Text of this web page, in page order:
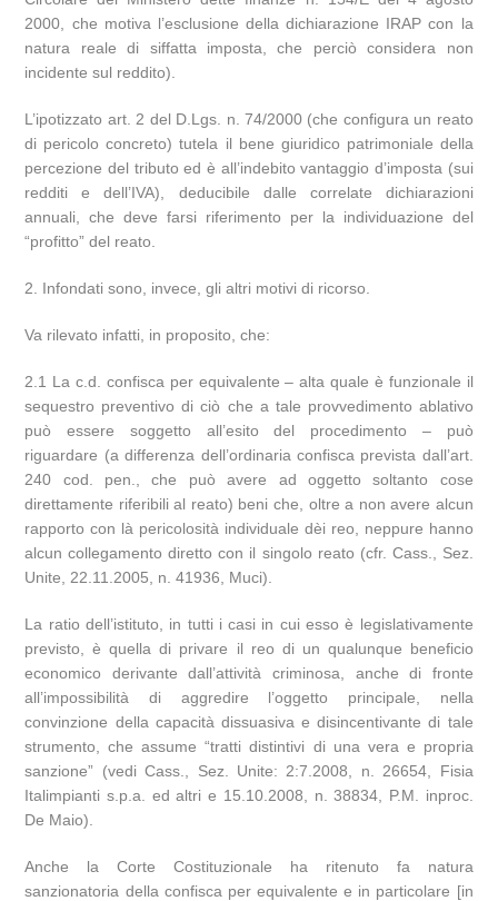
2000, che motiva l’esclusione della dichiarazione IRAP con la
natura reale di siffatta imposta, che perciò considera non
incidente sul reddito).
L’ipotizzato art. 2 del D.Lgs. n. 74/2000 (che configura un reato
di pericolo concreto) tutela il bene giuridico patrimoniale della
percezione del tributo ed è all’indebito vantaggio d’imposta (sui
redditi e dell’IVA), deducibile dalle correlate dichiarazioni
annuali, che deve farsi riferimento per la individuazione del
“profitto” del reato.
2. Infondati sono, invece, gli altri motivi di ricorso.
Va rilevato infatti, in proposito, che:
2.1 La c.d. confisca per equivalente – alta quale è funzionale il
sequestro preventivo di ciò che a tale provvedimento ablativo
può essere soggetto all’esito del procedimento – può
riguardare (a differenza dell’ordinaria confisca prevista dall’art.
240 cod. pen., che può avere ad oggetto soltanto cose
direttamente riferibili al reato) beni che, oltre a non avere alcun
rapporto con là pericolosità individuale dèi reo, neppure hanno
alcun collegamento diretto con il singolo reato (cfr. Cass., Sez.
Unite, 22.11.2005, n. 41936, Muci).
La ratio dell’istituto, in tutti i casi in cui esso è legislativamente
previsto, è quella di privare il reo di un qualunque beneficio
economico derivante dall’attività criminosa, anche di fronte
all’impossibilità di aggredire l’oggetto principale, nella
convinzione della capacità dissuasiva e disincentivante di tale
strumento, che assume “tratti distintivi di una vera e propria
sanzione” (vedi Cass., Sez. Unite: 2:7.2008, n. 26654, Fisia
Italimpianti s.p.a. ed altri e 15.10.2008, n. 38834, P.M. inproc.
De Maio).
Anche la Corte Costituzionale ha ritenuto fa natura
sanzionatoria della confisca per equivalente e in particolare [in